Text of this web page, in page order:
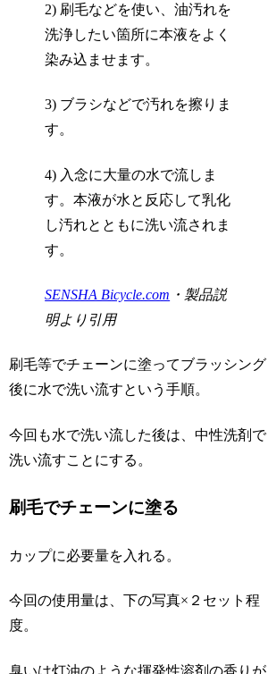
2) 刷毛などを使い、油汚れを
洗浄したい箇所に本液をよく
染み込ませます。
3) ブラシなどで汚れを擦りま
す。
4) 入念に大量の水で流しま
す。本液が水と反応して乳化
し汚れとともに洗い流されま
す。
SENSHA Bicycle.com ・製品説
明より引用
刷毛等でチェーンに塗ってブラッシング
後に水で洗い流すという手順。
今回も水で洗い流した後は、中性洗剤で
洗い流すことにする。
刷毛でチェーンに塗る
カップに必要量を入れる。
今回の使用量は、下の写真×２セット程
度。
臭いは灯油のような揮発性溶剤の香りが